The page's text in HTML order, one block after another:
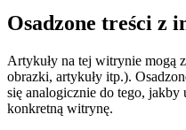
Osadzone treści z
Artykuły na tej witrynie mogą
obrazki, artykuły itp.).
się analogicznie do tego,
konkretną witrynę.